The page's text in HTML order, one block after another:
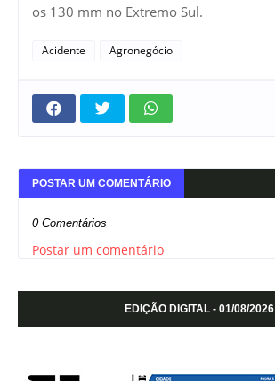
os 130 mm no Extremo Sul.
Acidente Agronegócio
POSTAR UM COMENTÁRIO
0 Comentários
Postar um comentário
EDIÇÃO DIGITAL - 01/08/2026